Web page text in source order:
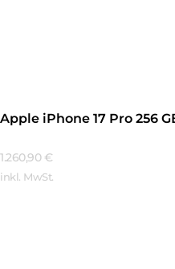
Apple iPhone 17 Pro 256
1.260,90 €
inkl. MwSt.